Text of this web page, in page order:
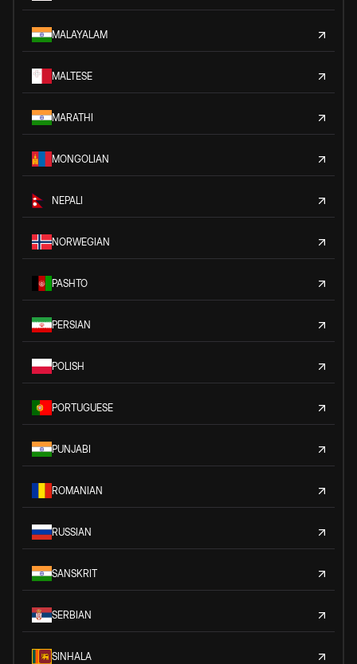
MALAYALAM
MALTESE
MARATHI
MONGOLIAN
NEPALI
NORWEGIAN
PASHTO
PERSIAN
POLISH
PORTUGUESE
PUNJABI
ROMANIAN
RUSSIAN
SANSKRIT
SERBIAN
SINHALA